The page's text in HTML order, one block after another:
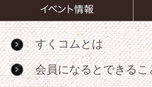
すくコムとは
会員になるとできるこ